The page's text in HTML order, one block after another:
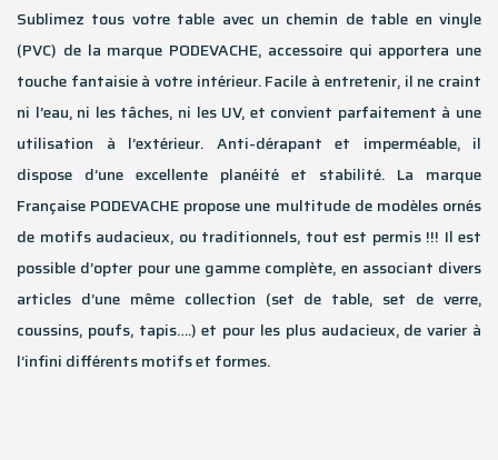
Sublimez tous votre table avec un chemin de table en vinyle
(PVC) de la marque PODEVACHE, accessoire qui apportera une
touche fantaisie à votre intérieur. Facile à entretenir, il ne craint
ni l’eau, ni les tâches, ni les UV, et convient parfaitement à une
utilisation à l’extérieur. Anti-dérapant et imperméable, il
dispose d’une excellente planéité et stabilité. La marque
Française PODEVACHE propose une multitude de modèles ornés
de motifs audacieux, ou traditionnels, tout est permis !!! Il est
possible d’opter pour une gamme complète, en associant divers
articles d’une même collection (set de table, set de verre,
coussins, poufs, tapis….) et pour les plus audacieux, de varier à
l’infini différents motifs et formes.